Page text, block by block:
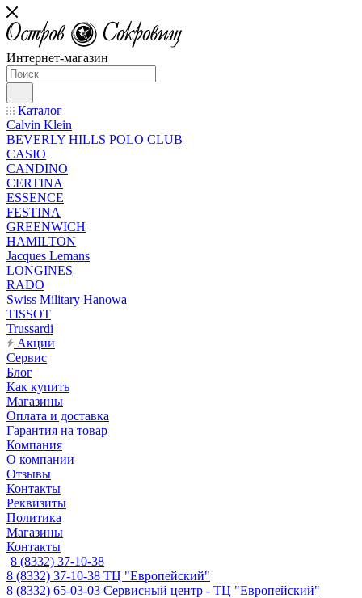
Интернет-магазин
Каталог
Calvin Klein
BEVERLY HILLS POLO CLUB
CASIO
CANDINO
CERTINA
ESSENCE
FESTINA
GREENWICH
HAMILTON
Jacques Lemans
LONGINES
RADO
Swiss Military Hanowa
TISSOT
Trussardi
Акции
Сервис
Блог
Как купить
Магазины
Оплата и доставка
Гарантия на товар
Компания
О компании
Отзывы
Контакты
Реквизиты
Политика
Магазины
Контакты
8 (8332) 37-10-38
8 (8332) 37-10-38 ТЦ "Европейский"
8 (8332) 65-03-03 Сервисный центр - ТЦ "Европейский"